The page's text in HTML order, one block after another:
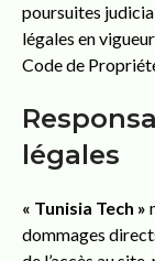
poursuites
légales en
Code de
légales
« Tunisia Tech »
dommages